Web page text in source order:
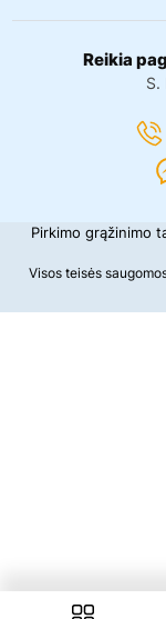
Reikia
S.
Visos teisės
Pirkimo grąžinimo